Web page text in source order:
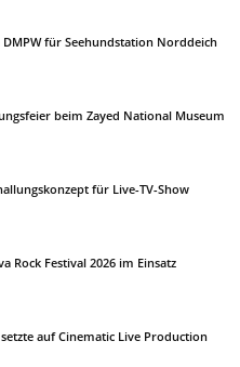
für Seehundstation Norddeich
beim Zayed National Museum
für Live-TV-Show
Rock Festival 2026 im Einsatz
auf Cinematic Live Production